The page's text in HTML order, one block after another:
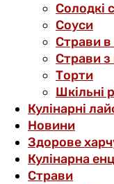
Солодкі
Соуси
Страви в
Страви з
Торти
Шкільні
Кулінарні
Новини
Здорове
Кулінарна
Страви